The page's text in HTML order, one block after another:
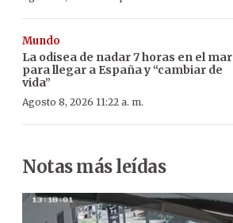
Mundo
La odisea de nadar 7 horas en el mar
para llegar a España y “cambiar de
vida”
Agosto 8, 2026 11:22 a. m.
Notas más leídas